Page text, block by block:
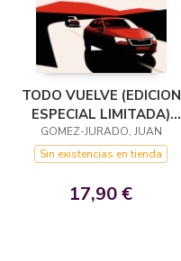
TODO VUELVE (EDICION
ESPECIAL LIMITADA)
(TODO ARDE 2)
GOMEZ-JURADO, JUAN
Sin existencias en tienda
17,90 €